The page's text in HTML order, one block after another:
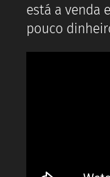
está a venda
pouco